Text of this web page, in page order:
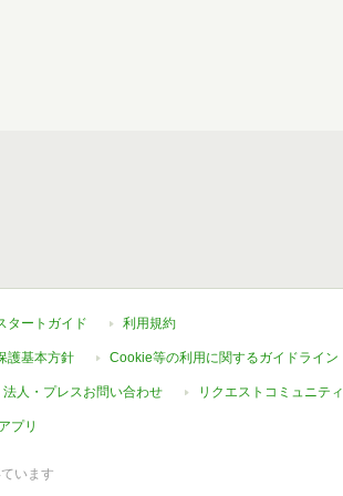
タートガイド 利用規約
護基本方針 Cookie等の利用に関するガイドライン
法人・プレスお問い合わせ リクエストコミュニティ
プリ
います